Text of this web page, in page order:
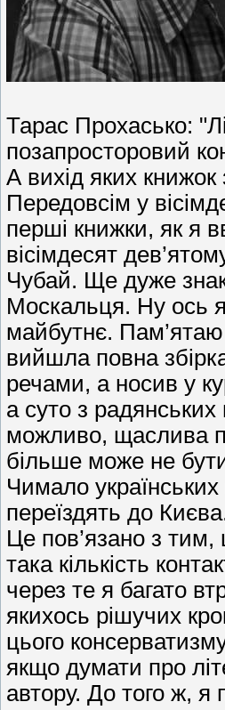
Тарас Прохасько:
позапросторовий
А вихід яких книжок
Передовсім у
перші книжки, як я
вісімдесят
Чубай. Ще дуже
Москальця. Ну ось я
майбутнє.
вийшла повна
речами, а носив у
а суто з
можливо, щаслива
більше може не
Чимало
переїздять до
Це пов’язано з
така кількість
через те я багато
якихось рішучих
цього
якщо думати про
автору. До того ж, я